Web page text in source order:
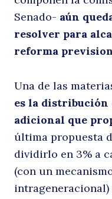
Senado- aún
resolver para
reforma
Una de las
es la distribución
adicional que
última propuesta
dividirlo en 3% a
(con un
intrageneracional)